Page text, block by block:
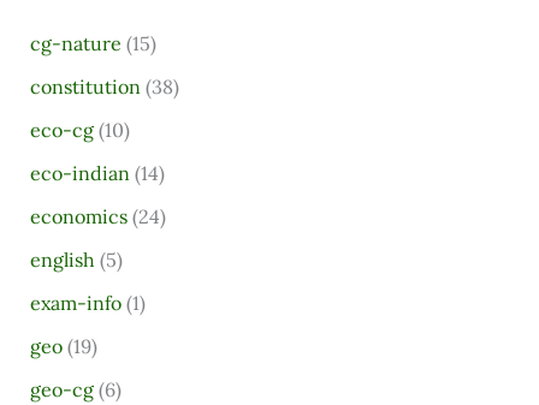
c
h
f
cg-nature (15)
constitution (38)
eco-cg(10)
eco-indian (14)
economics(24)
english (5)
exam-info(1)
geo(19)
geo-cg(6)